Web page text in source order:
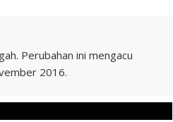
Perubahan ini mengacu
2016.